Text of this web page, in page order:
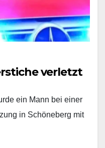
verletzt
ein Mann bei einer
in Schöneberg mit